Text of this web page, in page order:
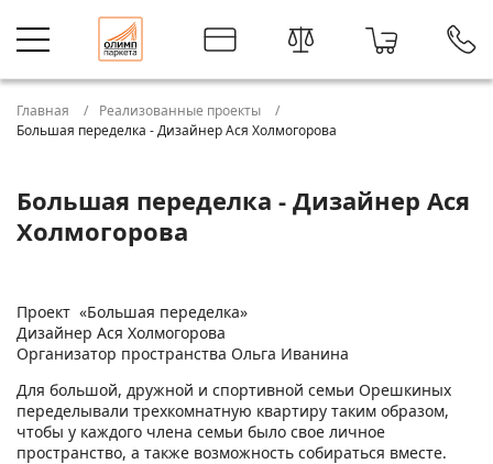
Главная
Реализованные проекты
Большая переделка - Дизайнер Ася Холмогорова
Большая переделка - Дизайнер Ася
Холмогорова
Проект «Большая переделка»
Дизайнер Ася Холмогорова
Организатор пространства Ольга Иванина
Для большой, дружной и спортивной семьи Орешкиных
переделывали трехкомнатную квартиру таким образом,
чтобы у каждого члена семьи было свое личное
пространство, а также возможность собираться вместе.